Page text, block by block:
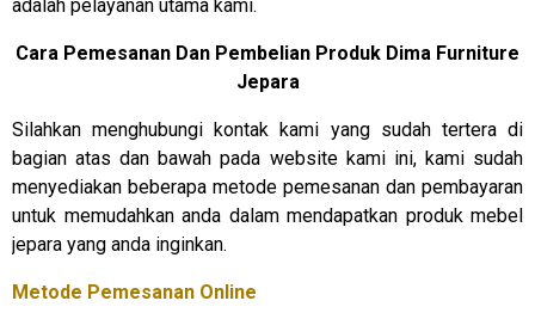
adalah pelayanan utama kami.
Cara Pemesanan Dan Pembelian Produk Dima Furniture
Jepara
Silahkan menghubungi kontak kami yang sudah tertera di
bagian atas dan bawah pada website kami ini, kami sudah
menyediakan beberapa metode pemesanan dan pembayaran
untuk memudahkan anda dalam mendapatkan produk mebel
jepara yang anda inginkan.
Metode Pemesanan Online